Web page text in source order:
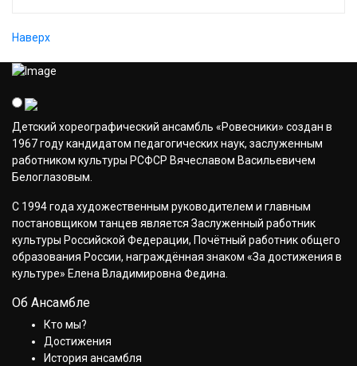
Наверх
Детский хореографический ансамбль «Ровесники» создан в
1967 году кандидатом педагогических наук, заслуженным
работником культуры РСФСР Вячеславом Васильевичем
Белоглазовым.
С 1994 года художественным руководителем и главным
постановщиком танцев является Заслуженный работник
культуры Российской Федерации, Почётный работник общего
образования России, награждённая знаком «За достижения в
культуре» Елена Владимировна Федина.
Об Ансамбле
Кто мы?
Достижения
История ансамбля